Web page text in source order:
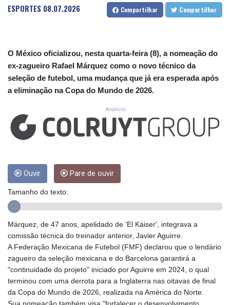
CUC 1.156136
CUP 30.637594
DKK 7.477932
DOP 67.289164
DZD 152.967099
EGP 57.380687
FJD 2.553384
FKP 0.857252
GGP 0.857252
GHS 13.526832
GMD 84.980421
GTQ 8.794891
GYD 241.157003
HKD 9.067746
HNL 30.895616
HRK 7.536622
HTG 150.718127
HUF 363.096405
ESPORTES 08.07.2026 Compartilhar Compartilhar
O México oficializou, nesta quarta-feira (8), a nomeação do
ex-zagueiro Rafael Márquez como o novo técnico da
seleção de futebol, uma mudança que já era esperada após
a eliminação na Copa do Mundo de 2026.
Anúncio
Ouvir Pare de ouvir
Tamanho do texto:
Márquez, de 47 anos, apelidado de 'El Káiser', integrava a
comissão técnica do treinador anterior, Javier Aguirre.
A Federação Mexicana de Futebol (FMF) declarou que o lendário
zagueiro da seleção mexicana e do Barcelona garantirá a
"continuidade do projeto" iniciado por Aguirre em 2024, o qual
terminou com uma derrota para a Inglaterra nas oitavas de final
da Copa do Mundo de 2026, realizada na América do Norte.
Sua nomeação também visa "fortalecer o desenvolvimento